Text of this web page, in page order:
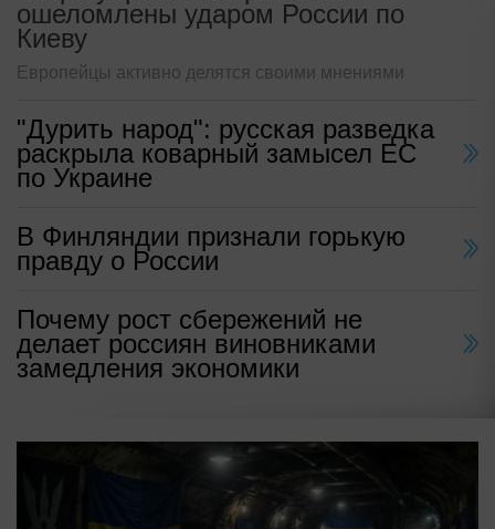
ошеломлены ударом России по
Киеву
Европейцы активно делятся своими мнениями
"Дурить народ": русская разведка
раскрыла коварный замысел ЕС
по Украине
В Финляндии признали горькую
правду о России
Почему рост сбережений не
делает россиян виновниками
замедления экономики